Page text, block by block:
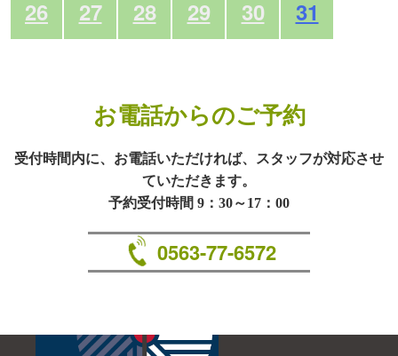
26
27 28 29 30 31
お電話からのご予約
受付時間内に、お電話いただければ、スタッフが対応させ
ていただきます。
予約受付時間 9：30～17：00
0563-77-6572